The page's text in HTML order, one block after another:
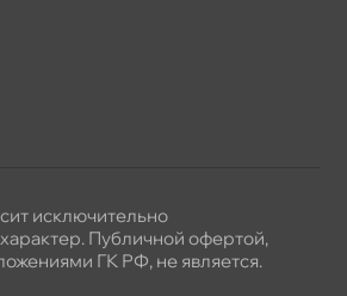
исключительно
Публичной офертой,
ГК РФ, не является.